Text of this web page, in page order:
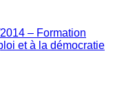
– Formation
et à la démocratie